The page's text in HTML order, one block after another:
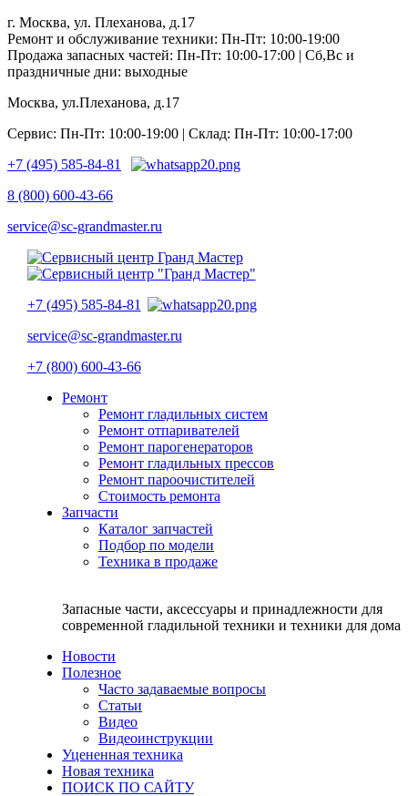
г. Москва, ул. Плеханова, д.17
Ремонт и обслуживание техники: Пн-Пт: 10:00-19:00
Продажа запасных частей: Пн-Пт: 10:00-17:00 | Сб,Вс и
праздничные дни: выходные
Москва, ул.Плеханова, д.17
Сервис: Пн-Пт: 10:00-19:00 | Склад: Пн-Пт: 10:00-17:00
+7 (495) 585-84-81
8 (800) 600-43-66
service@sc-grandmaster.ru
+7 (495) 585-84-81
service@sc-grandmaster.ru
+7 (800) 600-43-66
Ремонт
Ремонт гладильных систем
Ремонт отпаривателей
Ремонт парогенераторов
Ремонт гладильных прессов
Ремонт пароочистителей
Стоимость ремонта
Запчасти
Каталог запчастей
Подбор по модели
Техника в продаже
Запасные части, аксессуары и принадлежности для
современной гладильной техники и техники для дома
Новости
Полезное
Часто задаваемые вопросы
Статьи
Видео
Видеоинструкции
Уцененная техника
Новая техника
ПОИСК ПО САЙТУ